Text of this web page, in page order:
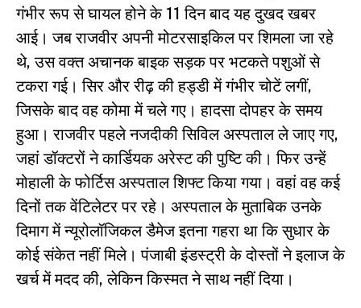
गंभीर रूप से घायल होने के 11 दिन बाद यह दुखद खबर
आई। जब राजवीर अपनी मोटरसाइकिल पर शिमला जा रहे
थे, उस वक्त अचानक बाइक सड़क पर भटकते पशुओं से
टकरा गई। सिर और रीढ़ की हड्डी में गंभीर चोटें लगीं,
जिसके बाद वह कोमा में चले गए। हादसा दोपहर के समय
हुआ। राजवीर पहले नजदीकी सिविल अस्पताल ले जाए गए,
जहां डॉक्टरों ने कार्डियक अरेस्ट की पुष्टि की। फिर उन्हें
मोहाली के फोर्टिस अस्पताल शिफ्ट किया गया। वहां वह कई
दिनों तक वेंटिलेटर पर रहे। अस्पताल के मुताबिक उनके
दिमाग में न्यूरोलॉजिकल डैमेज इतना गहरा था कि सुधार के
कोई संकेत नहीं मिले। पंजाबी इंडस्ट्री के दोस्तों ने इलाज के
खर्च में मदद की, लेकिन किस्मत ने साथ नहीं दिया।